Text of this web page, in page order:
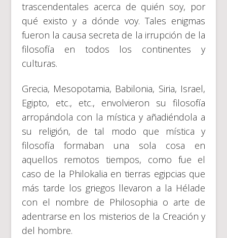
trascendentales acerca de quién soy, por
qué existo y a dónde voy. Tales enigmas
fueron la causa secreta de la irrupción de la
filosofía en todos los continentes y
culturas.
Grecia, Mesopotamia, Babilonia, Siria, Israel,
Egipto, etc., etc., envolvieron su filosofía
arropándola con la mística y añadiéndola a
su religión, de tal modo que mística y
filosofía formaban una sola cosa en
aquellos remotos tiempos, como fue el
caso de la Philokalia en tierras egipcias que
más tarde los griegos llevaron a la Hélade
con el nombre de Philosophia o arte de
adentrarse en los misterios de la Creación y
del hombre.